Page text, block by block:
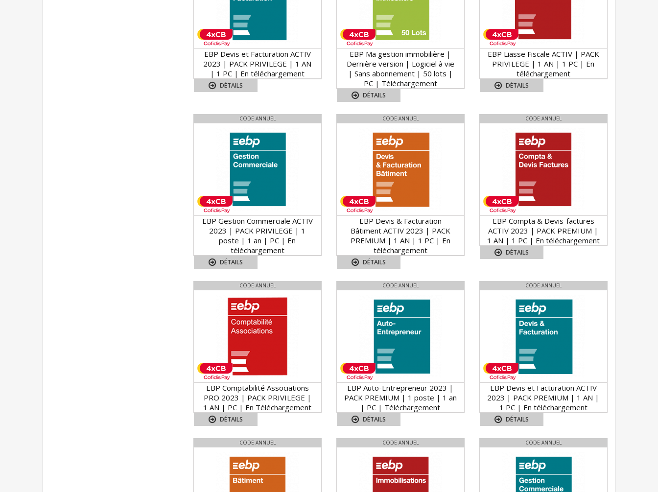
EBP Devis et Facturation ACTIV
2023 | PACK PRIVILEGE | 1 AN
| 1 PC | En téléchargement
DÉTAILS
EBP Ma gestion immobilière |
Dernière version | Logiciel à vie
| Sans abonnement | 50 lots |
PC | Téléchargement
DÉTAILS
EBP Liasse Fiscale ACTIV | PACK
PRIVILEGE | 1 AN | 1 PC | En
téléchargement
DÉTAILS
CODE ANNUEL
EBP Gestion Commerciale ACTIV
2023 | PACK PRIVILEGE | 1
poste | 1 an | PC | En
téléchargement
DÉTAILS
CODE ANNUEL
EBP Devis & Facturation
Bâtiment ACTIV 2023 | PACK
PREMIUM | 1 AN | 1 PC | En
téléchargement
DÉTAILS
CODE ANNUEL
EBP Compta & Devis-factures
ACTIV 2023 | PACK PREMIUM |
1 AN | 1 PC | En téléchargement
DÉTAILS
CODE ANNUEL
EBP Comptabilité Associations
PRO 2023 | PACK PRIVILEGE |
1 AN | PC | En Téléchargement
DÉTAILS
CODE ANNUEL
EBP Auto-Entrepreneur 2023 |
PACK PREMIUM | 1 poste | 1 an
| PC | Téléchargement
DÉTAILS
CODE ANNUEL
EBP Devis et Facturation ACTIV
2023 | PACK PREMIUM | 1 AN |
1 PC | En téléchargement
DÉTAILS
CODE ANNUEL CODE ANNUEL CODE ANNUEL